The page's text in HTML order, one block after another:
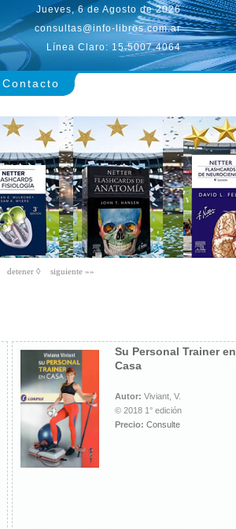
Jueves, 6 de Agosto de 2026
consultas@info-libros.com.ar
Línea Claro: 15.5007.4064
Contacto
Su Personal Trainer en
Casa
Autor: Viviant, V.
© 2018 1° edición
Precio: Consulte